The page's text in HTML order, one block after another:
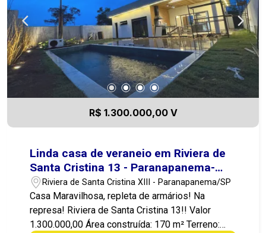
9484
R$ 1.300.000,00 V
Linda casa de veraneio em Riviera de
Santa Cristina 13 - Paranapanema-
Avaré-SP
Riviera de Santa Cristina XIII - Paranapanema/SP
Casa Maravilhosa, repleta de armários! Na
represa! Riviera de Santa Cristina 13!! Valor
1.300.000,00 Área construída: 170 m² Terreno: